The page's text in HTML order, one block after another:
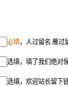
必填，人过留名 雁过
选填，填了我们绝对
选填，欢迎站长留下